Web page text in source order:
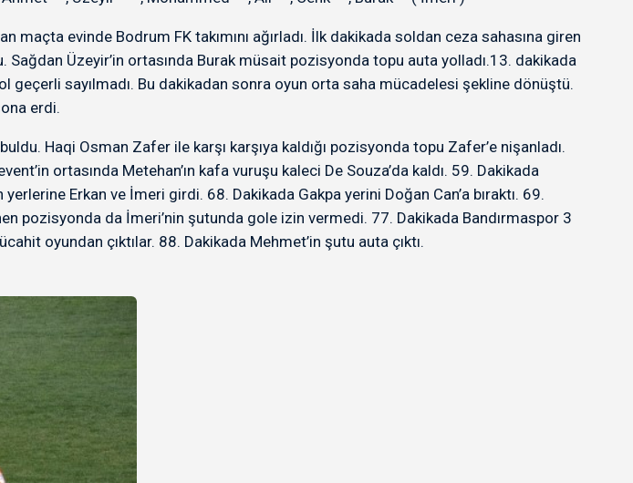
evinde Bodrum FK takımını ağırladı. İlk dakikada soldan ceza sahasına giren
Üzeyir’in ortasında Burak müsait pozisyonda topu auta yolladı.13. dakikada
geçerli sayılmadı. Bu dakikadan sonra oyun orta saha mücadelesi şekline dönüştü.
erdi.
Haqi Osman Zafer ile karşı karşıya kaldığı pozisyonda topu Zafer’e nişanladı.
ortasında Metehan’ın kafa vuruşu kaleci De Souza’da kaldı. 59. Dakikada
Erkan ve İmeri girdi. 68. Dakikada Gakpa yerini Doğan Can’a bıraktı. 69.
pozisyonda da İmeri’nin şutunda gole izin vermedi. 77. Dakikada Bandırmaspor 3
oyundan çıktılar. 88. Dakikada Mehmet’in şutu auta çıktı.